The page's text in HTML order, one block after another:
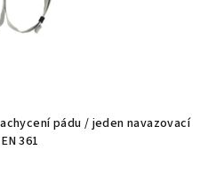
pádu / jeden navazovací
361